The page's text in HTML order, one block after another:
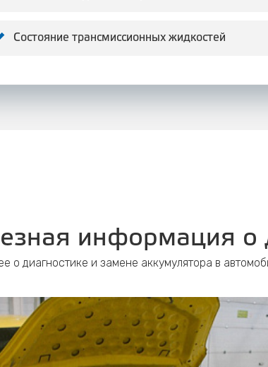
Состояние трансмиссионных жидкостей
информация о
о диагностике и замене аккумулятора в